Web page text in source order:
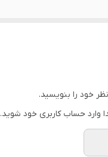
خود را بنویسید.
وارد حساب کاربری خود شوید.